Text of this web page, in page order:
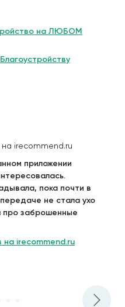
на ЛЮБОМ
на irecommend.ru
приложении
пока почти в
не стала ухо
про заброшенные
на irecommend.ru